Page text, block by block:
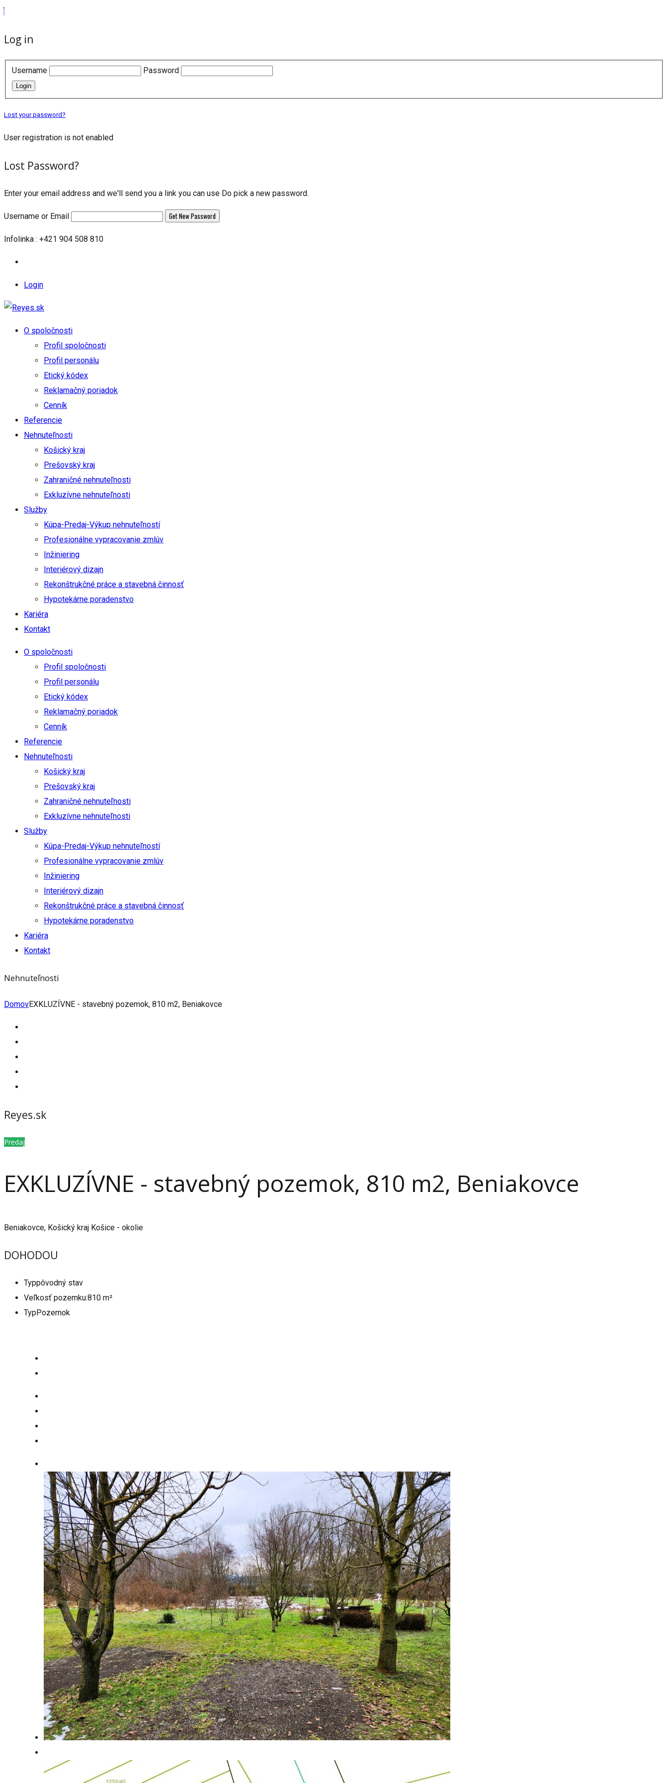
Log in
Username Password
Login
Lost your password?
User registration is not enabled
Lost Password?
Enter your email address and we'll send you a link you can use Do pick a new password.
Username or Email
Infolinka : +421 904 508 810
Login
O spoločnosti
Profil spoločnosti
Profil personálu
Etický kódex
Reklamačný poriadok
Cenník
Referencie
Nehnuteľnosti
Košický kraj
Prešovský kraj
Zahraničné nehnuteľnosti
Exkluzívne nehnuteľnosti
Služby
Kúpa-Predaj-Výkup nehnuteľností
Profesionálne vypracovanie zmlúv
Inžiniering
Interiérový dizajn
Rekonštrukčné práce a stavebná činnosť
Hypotekárne poradenstvo
Kariéra
Kontakt
O spoločnosti
Profil spoločnosti
Profil personálu
Etický kódex
Reklamačný poriadok
Cenník
Referencie
Nehnuteľnosti
Košický kraj
Prešovský kraj
Zahraničné nehnuteľnosti
Exkluzívne nehnuteľnosti
Služby
Kúpa-Predaj-Výkup nehnuteľností
Profesionálne vypracovanie zmlúv
Inžiniering
Interiérový dizajn
Rekonštrukčné práce a stavebná činnosť
Hypotekárne poradenstvo
Kariéra
Kontakt
Nehnuteľnosti
DomovEXKLUZÍVNE - stavebný pozemok, 810 m2, Beniakovce
Reyes.sk
Predaj
EXKLUZÍVNE - stavebný pozemok, 810 m2, Beniakovce
Beniakovce, Košický kraj Košice - okolie
DOHODOU
Typpôvodný stav
Veľkosť pozemku:810 m²
Typ Pozemok